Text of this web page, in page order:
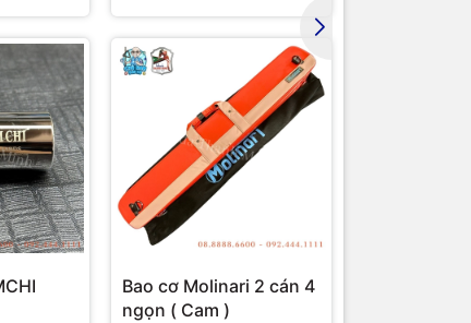
Bao cơ Molinari 2 cán 4
ngọn ( Cam )